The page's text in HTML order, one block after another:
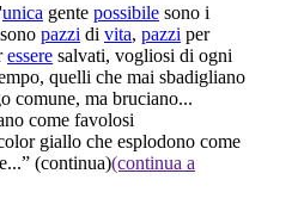
unica gente possibile sono i
pazzi di vita, pazzi per
essere salvati, vogliosi di ogni
quelli che mai sbadigliano
comune, ma bruciano...
come favolosi
giallo che esplodono come
(continua)(continua a